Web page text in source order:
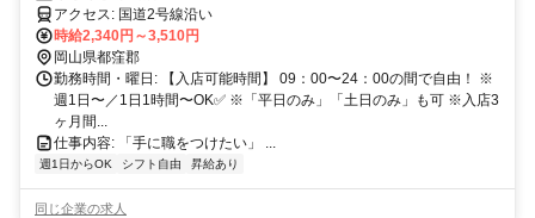
県都窪郡早島町早島】
アクセス: 国道2号線沿い
時給2,340円～3,510円
岡山県都窪郡
勤務時間・曜日: 【入店可能時間】 09：00〜24：00の間で自由！ ※
週1日〜／1日1時間〜OK✅ ※「平日のみ」「土日のみ」も可 ※入店3
ヶ月間...
仕事内容: 「手に職をつけたい」 ...
週1日からOK シフト自由 昇給あり
同じ企業の求人